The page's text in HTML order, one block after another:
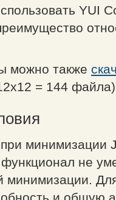
YUI
можно также
= 144
при
не
минимизации.